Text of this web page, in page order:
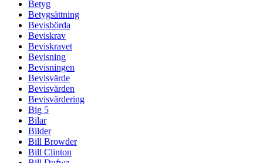
Betyg
Betygsättning
Bevisbörda
Beviskrav
Beviskravet
Bevisning
Bevisningen
Bevisvärde
Bevisvärden
Bevisvärdering
Big 5
Bilar
Bilder
Bill Browder
Bill Clinton